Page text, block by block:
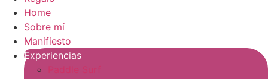
Home
Sobre mí
Manifiesto
Experiencias